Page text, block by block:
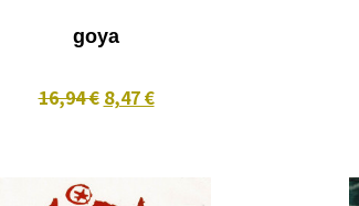
goya
16,94 € 8,47 €